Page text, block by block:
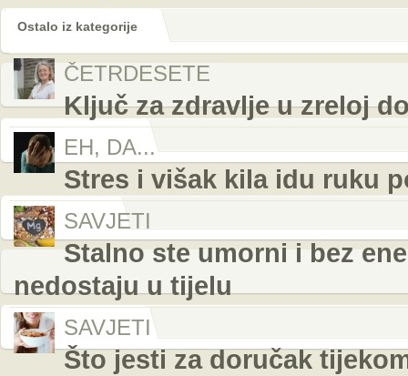
Ostalo iz kategorije
ČETRDESETE
Ključ za zdravlje u zreloj
EH, DA...
Stres i višak kila idu ruku
SAVJETI
Stalno ste umorni i bez
nedostaju u tijelu
SAVJETI
Što jesti za doručak